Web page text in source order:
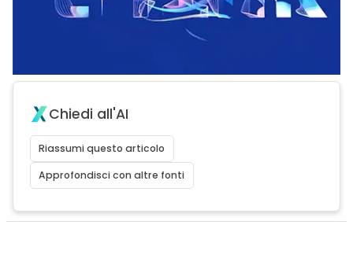
Chiedi all'AI
Riassumi questo articolo
Approfondisci con altre fonti